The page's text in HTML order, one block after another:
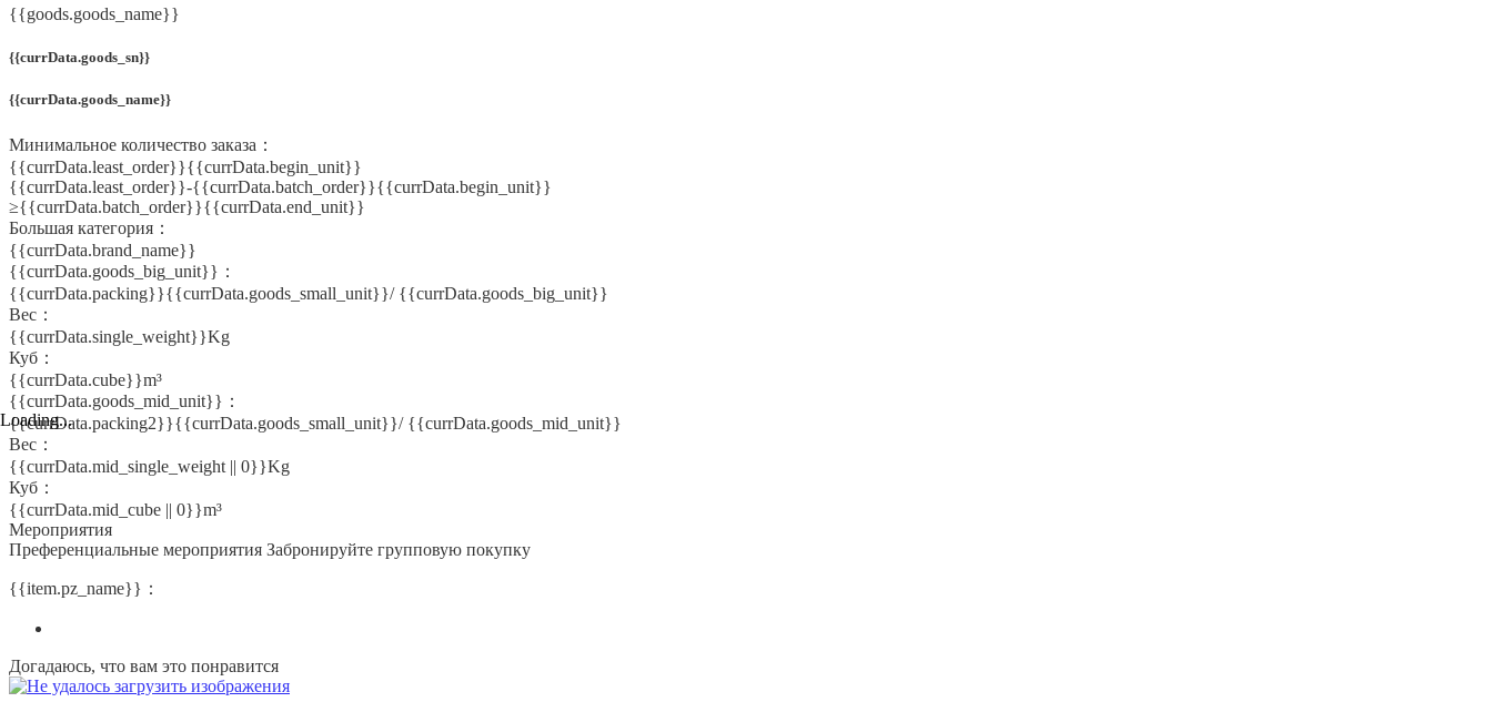
Loading...
{{goods.goods_name}}
{{currData.goods_sn}}
{{currData.goods_name}}
Минимальное количество заказа：
{{currData.least_order}}{{currData.begin_unit}}
{{currData.least_order}}-{{currData.batch_order}}{{currData.begin_unit}}
≥{{currData.batch_order}}{{currData.end_unit}}
Большая категория：
{{currData.brand_name}}
{{currData.goods_big_unit}}：
{{currData.packing}}{{currData.goods_small_unit}}/ {{currData.goods_big_unit}}
Вес：
{{currData.single_weight}}Kg
Куб：
{{currData.cube}}m³
{{currData.goods_mid_unit}}：
{{currData.packing2}}{{currData.goods_small_unit}}/ {{currData.goods_mid_unit}}
Вес：
{{currData.mid_single_weight || 0}}Kg
Куб：
{{currData.mid_cube || 0}}m³
Мероприятия
Преференциальные мероприятия Забронируйте групповую покупку
{{item.pz_name}}：
Догадаюсь, что вам это понравится